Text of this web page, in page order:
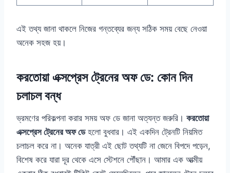
এই তথ্য জানা থাকলে নিজের গন্তব্যের জন্য সঠিক সময় বেছে নেওয়া
অনেক সহজ হয়।
করতোয়া এক্সপ্রেস ট্রেনের অফ ডে: কোন দিন
চলাচল বন্ধ
ভ্রমণের পরিকল্পনা করার সময় অফ ডে জানা অত্যন্ত জরুরি। করতোয়া
এক্সপ্রেস ট্রেনের অফ ডেহলো বুধবার। এই একদিন ট্রেনটি নিয়মিত
চলাচল করে না। অনেক যাত্রী এই ছোট তথ্যটি না জেনে বিপদে পড়েন,
বিশেষ করে যারা দূর থেকে এসে স্টেশনে পৌঁছান। আমার এক আত্মীয়